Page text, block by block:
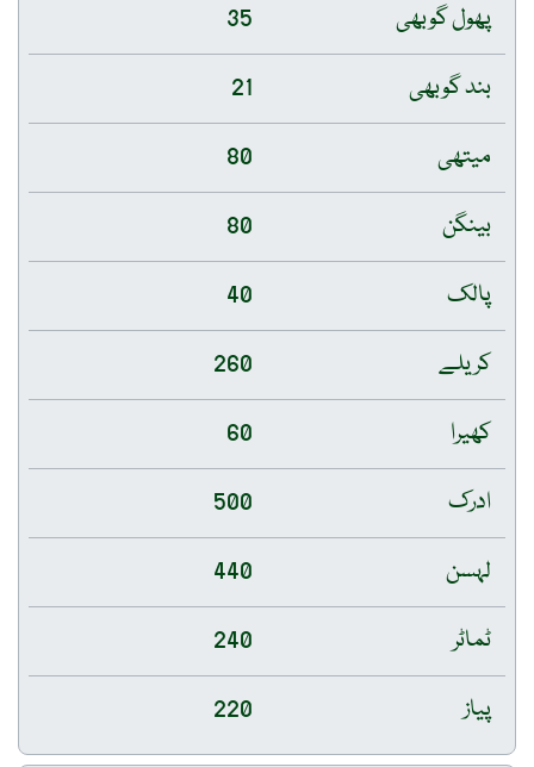
پھول گوبھی
35
بند گوبھی
21
میتھی
80
بینگن
80
پالک
40
کریلے
260
کھیرا
60
ادرک
500
لہسن
440
ٹماٹر
240
پیاز
220